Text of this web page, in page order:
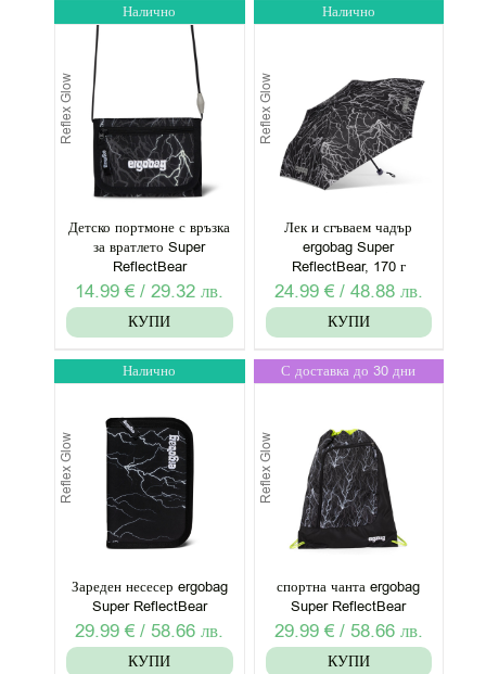
Налично
Reflex Glow
Детско портмоне с връзка
за вратлето Super
ReflectBear
14.99€ /29.32лв.
КУПИ
Налично
Reflex Glow
Лек и сгъваем чадър
ergobag Super
ReflectBear, 170 г
24.99 € / 48.88 лв.
КУПИ
Налично
Reflex Glow
Зареден несесер ergobag
Super ReflectBear
29.99€ / 58.66лв.
КУПИ
С доставка до 30 дни
Reflex Glow
спортна чанта ergobag
Super ReflectBear
29.99 € / 58.66 лв.
КУПИ